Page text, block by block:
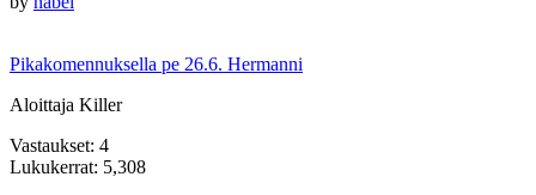
Pikakomennuksella pe 26.6. Hermanni
Aloittaja Killer
Vastaukset: 4
Lukukerrat: 5,308